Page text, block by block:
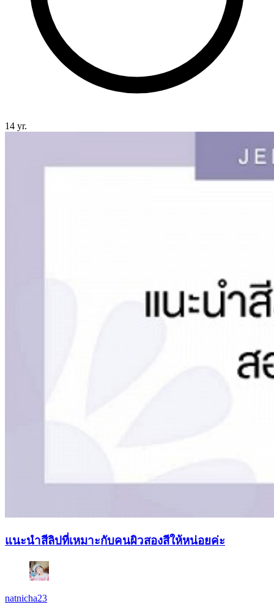
14 yr.
แนะนำสีลิปที่เหมาะกับคนผิวสองสีให้หน่อยค่ะ
natnicha23